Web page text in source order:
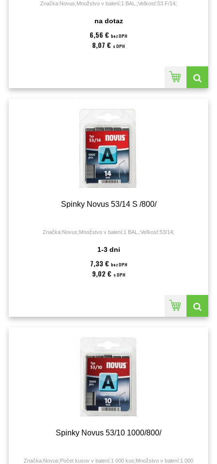
Značka:Novus;Množstvo v balení:1 BAL.;Veľkosť:53 F/14;
na dotaz
6,56 € bez DPH
8,07 € s DPH
Spinky Novus 53/14 S /800/
Značka:Novus;Množstvo v balení:1 BAL.;Veľkosť:53/14;
1-3 dni
7,33 € bez DPH
9,02 € s DPH
Spinky Novus 53/10 1000/800/
Značka:Novus;Počet kusov v balení:1 000 kus;Množstvo v balení:1 000